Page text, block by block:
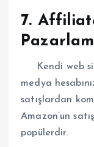
7.
Kendi web
medya
satışlardan
Amazon’un
popülerdir.